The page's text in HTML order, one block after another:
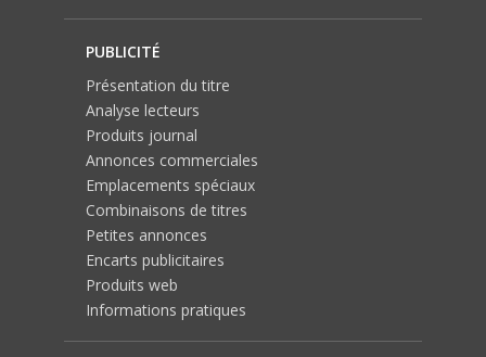
PUBLICITÉ
Présentation du titre
Analyse lecteurs
Produits journal
Annonces commerciales
Emplacements spéciaux
Combinaisons de titres
Petites annonces
Encarts publicitaires
Produits web
Informations pratiques